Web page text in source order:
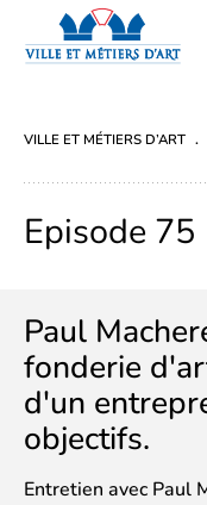
VILLE ET MÉTIERS D’ART
Episode 75
Paul
fonderie
d'un
objectifs.
Entretien avec Paul